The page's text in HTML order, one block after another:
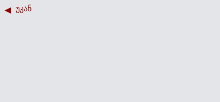
უკან